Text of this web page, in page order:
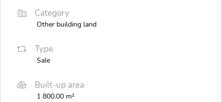
Category
Other building land
Type
Sale
Built-up area
1 800.00 m²